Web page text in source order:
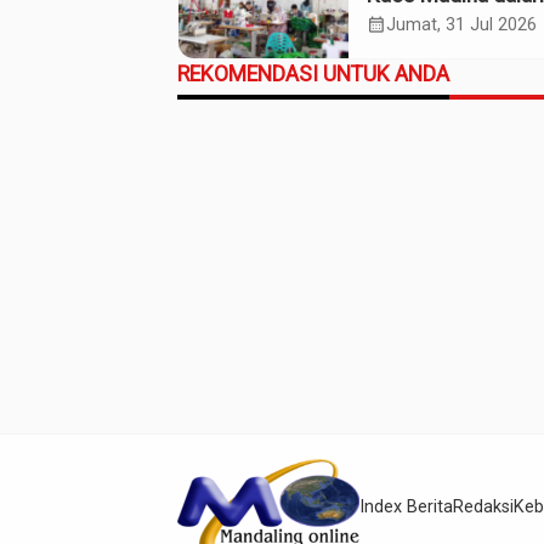
Industri Budaya dan
calendar_monthJumat, 31 Jul 2026
REKOMENDASI UNTUK ANDA
Index BeritaRedaksi